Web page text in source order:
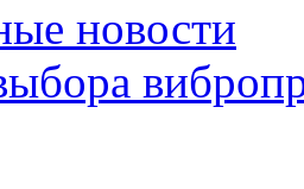
новости